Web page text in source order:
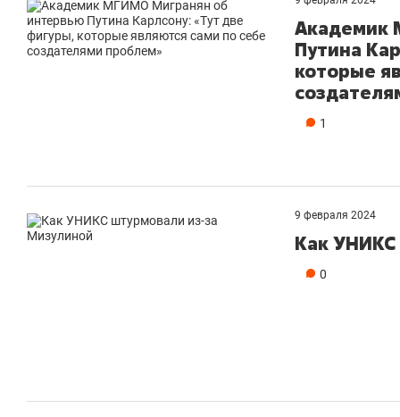
Академик
Путина
которые
1
9 февраля 2024
Как УНИКС
0